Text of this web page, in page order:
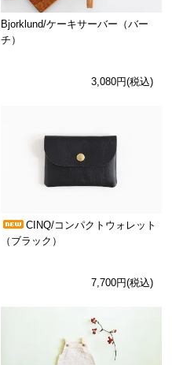
Bjorklund/ケーキサーバー（バー
チ）
3,080円(税込)
CINQ/コンパクトウォレット
（ブラック）
7,700円(税込)